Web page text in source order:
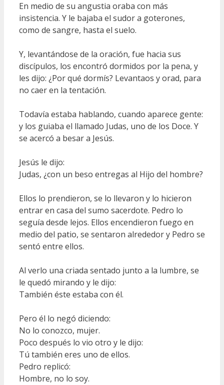
En medio de su angustia oraba con más
insistencia. Y le bajaba el sudor a goterones,
como de sangre, hasta el suelo.
Y, levantándose de la oración, fue hacia sus
discípulos, los encontró dormidos por la pena, y
les dijo: ¿Por qué dormís? Levantaos y orad, para
no caer en la tentación.
Todavía estaba hablando, cuando aparece gente:
y los guiaba el llamado Judas, uno de los Doce. Y
se acercó a besar a Jesús.
Jesús le dijo:
Judas, ¿con un beso entregas al Hijo del hombre?
Ellos lo prendieron, se lo llevaron y lo hicieron
entrar en casa del sumo sacerdote. Pedro lo
seguía desde lejos. Ellos encendieron fuego en
medio del patio, se sentaron alrededor y Pedro se
sentó entre ellos.
Al verlo una criada sentado junto a la lumbre, se
le quedó mirando y le dijo:
También éste estaba con él.
Pero él lo negó diciendo:
No lo conozco, mujer.
Poco después lo vio otro y le dijo:
Tú también eres uno de ellos.
Pedro replicó:
Hombre, no lo soy.